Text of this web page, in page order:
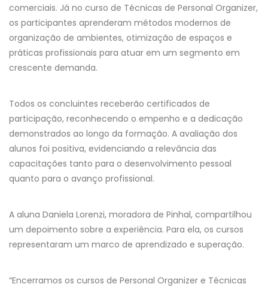
comerciais. Já no curso de Técnicas de Personal Organizer,
os participantes aprenderam métodos modernos de
organização de ambientes, otimização de espaços e
práticas profissionais para atuar em um segmento em
crescente demanda.
Todos os concluintes receberão certificados de
participação, reconhecendo o empenho e a dedicação
demonstrados ao longo da formação. A avaliação dos
alunos foi positiva, evidenciando a relevância das
capacitações tanto para o desenvolvimento pessoal
quanto para o avanço profissional.
A aluna Daniela Lorenzi, moradora de Pinhal, compartilhou
um depoimento sobre a experiência. Para ela, os cursos
representaram um marco de aprendizado e superação.
“Encerramos os cursos de Personal Organizer e Técnicas